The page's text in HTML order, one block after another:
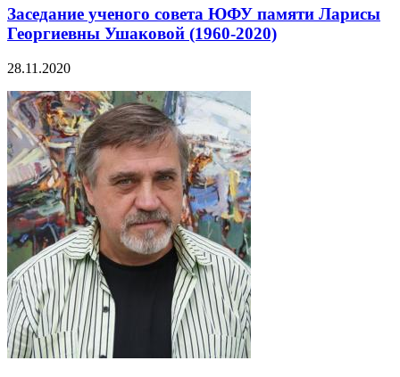
Заседание ученого совета ЮФУ памяти Ларисы
Георгиевны Ушаковой (1960-2020)
28.11.2020